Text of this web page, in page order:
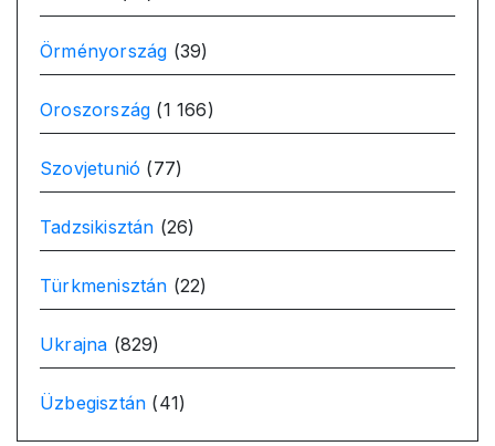
Örményország (39)
Oroszország (1 166)
Szovjetunió (77)
Tadzsikisztán (26)
Türkmenisztán (22)
Ukrajna (829)
Üzbegisztán (41)